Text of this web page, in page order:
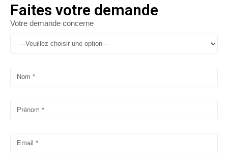
Faites votre demande
Votre demande concerne